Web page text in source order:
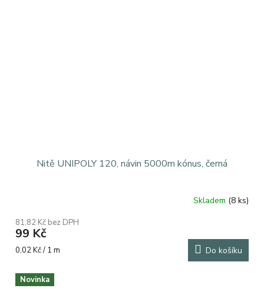
Nitě UNIPOLY 120, návin 5000m kónus, černá
produktu
je
5,0
hvězdiček.
Skladem (8 ks)
81,82 Kč bez DPH
99 Kč
Měrná
0,02 Kč / 1 m Do košíku
Novinka